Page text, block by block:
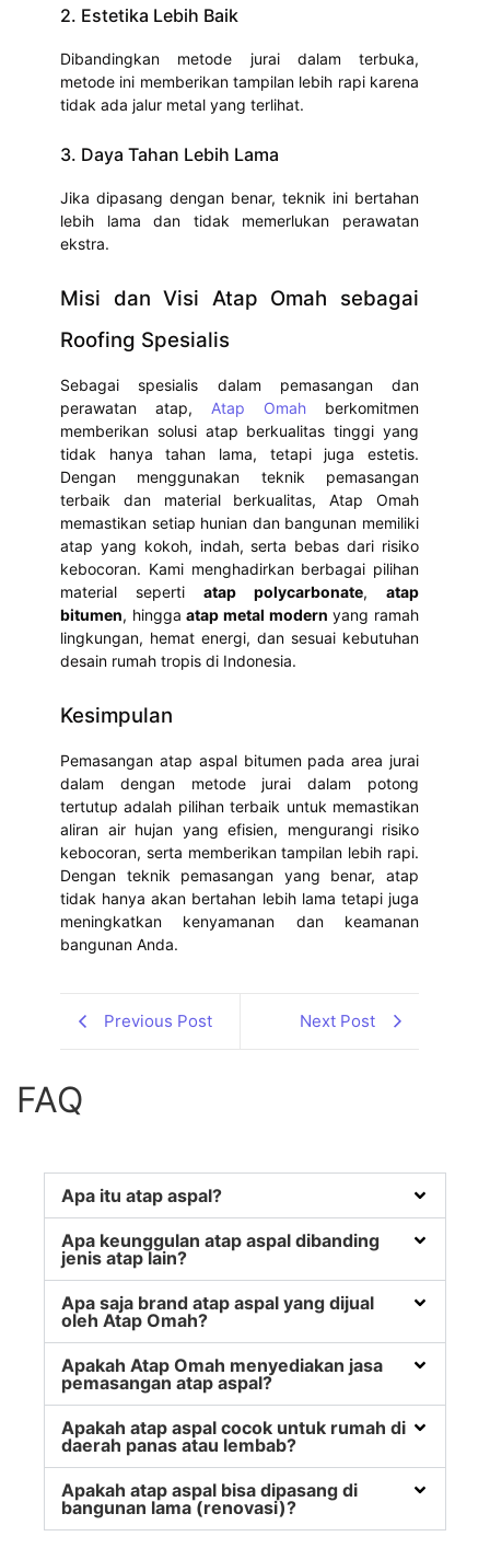
2. Estetika Lebih Baik
Dibandingkan metode jurai dalam terbuka,
metode ini memberikan tampilan lebih rapi karena
tidak ada jalur metal yang terlihat.
3. Daya Tahan Lebih Lama
Jika dipasang dengan benar, teknik ini bertahan
lebih lama dan tidak memerlukan perawatan
ekstra.
Misi dan Visi Atap Omah sebagai
Roofing Spesialis
Sebagai spesialis dalam pemasangan dan
perawatan atap, Atap Omah berkomitmen
memberikan solusi atap berkualitas tinggi yang
tidak hanya tahan lama, tetapi juga estetis.
Dengan menggunakan teknik pemasangan
terbaik dan material berkualitas, Atap Omah
memastikan setiap hunian dan bangunan memiliki
atap yang kokoh, indah, serta bebas dari risiko
kebocoran. Kami menghadirkan berbagai pilihan
material seperti atap polycarbonate, atap
bitumen, hinggaatap metal modern yang ramah
lingkungan, hemat energi, dan sesuai kebutuhan
desain rumah tropis di Indonesia.
Kesimpulan
Pemasangan atap aspal bitumen pada area jurai
dalam dengan metode jurai dalam potong
tertutup adalah pilihan terbaik untuk memastikan
aliran air hujan yang efisien, mengurangi risiko
kebocoran, serta memberikan tampilan lebih rapi.
Dengan teknik pemasangan yang benar, atap
tidak hanya akan bertahan lebih lama tetapi juga
meningkatkan kenyamanan dan keamanan
bangunan Anda.
Previous Post Next Post
FAQ
Apa itu atap aspal?
Apa keunggulan atap aspal dibanding
jenis atap lain?
Apa saja brand atap aspal yang dijual
oleh Atap Omah?
Apakah Atap Omah menyediakan jasa
pemasangan atap aspal?
Apakah atap aspal cocok untuk rumah di
daerah panas atau lembab?
Apakah atap aspal bisa dipasang di
bangunan lama (renovasi)?